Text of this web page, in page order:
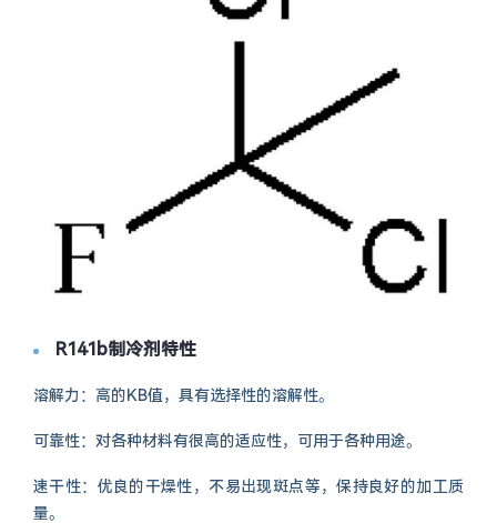
R141b制冷剂特性
溶解力：高的KB值，具有选择性的溶解性。
可靠性：对各种材料有很高的适应性，可用于各种用途。
速干性：优良的干燥性，不易出现斑点等，保持良好的加工质
量。